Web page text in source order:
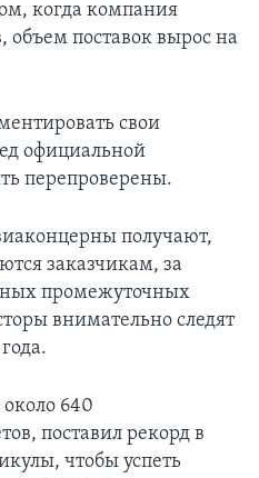
когда компания
объем поставок вырос на
свои
официальной
перепроверены.
получают,
заказчикам, за
промежуточных
внимательно следят
640
поставил рекорд в
чтобы успеть